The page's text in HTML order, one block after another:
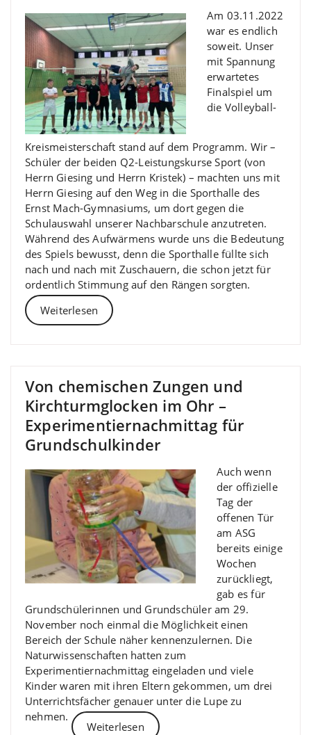
Am 03.11.2022
war es endlich
soweit. Unser
mit Spannung
erwartetes
Finalspiel um
die Volleyball-
Kreismeisterschaft stand auf dem Programm. Wir –
Schüler der beiden Q2-Leistungskurse Sport (von
Herrn Giesing und Herrn Kristek) – machten uns mit
Herrn Giesing auf den Weg in die Sporthalle des
Ernst Mach-Gymnasiums, um dort gegen die
Schulauswahl unserer Nachbarschule anzutreten.
Während des Aufwärmens wurde uns die Bedeutung
des Spiels bewusst, denn die Sporthalle füllte sich
nach und nach mit Zuschauern, die schon jetzt für
ordentlich Stimmung auf den Rängen sorgten.
Weiterlesen
Von chemischen Zungen und
Kirchturmglocken im Ohr –
Experimentiernachmittag für
Grundschulkinder
Auch wenn
der offizielle
Tag der
offenen Tür
am ASG
bereits einige
Wochen
zurückliegt,
gab es für
Grundschülerinnen und Grundschüler am 29.
November noch einmal die Möglichkeit einen
Bereich der Schule näher kennenzulernen. Die
Naturwissenschaften hatten zum
Experimentiernachmittag eingeladen und viele
Kinder waren mit ihren Eltern gekommen, um drei
Unterrichtsfächer genauer unter die Lupe zu
nehmen.
Weiterlesen